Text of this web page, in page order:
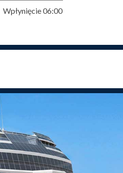
Wpłynięcie 06:00